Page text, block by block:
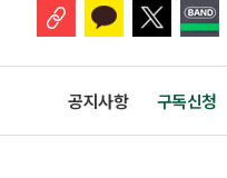
공지사항 구독신청